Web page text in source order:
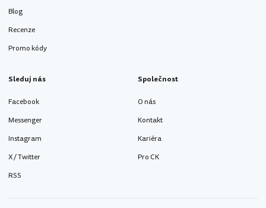
Blog
Recenze
Promo kódy
Sleduj nás
Facebook
Messenger
Instagram
X / Twitter
RSS
Společnost
O nás
Kontakt
Kariéra
Pro CK